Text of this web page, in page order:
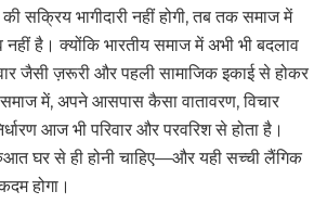
सक्रिय भागीदारी नहीं होगी, तब तक समाज में
है। क्योंकि भारतीय समाज में अभी भी बदलाव
जैसी ज़रूरी और पहली सामाजिक इकाई से होकर
में, अपने आसपास कैसा वातावरण, विचार
आज भी परिवार और परवरिश से होता है।
घर से ही होनी चाहिए—और यही सच्ची लैंगिक
होगा।